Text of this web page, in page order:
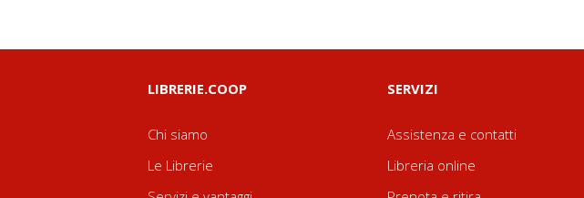
LIBRERIE.COOP
Chi siamo
Le Librerie
SERVIZI
Assistenza e contatti
Libreria online